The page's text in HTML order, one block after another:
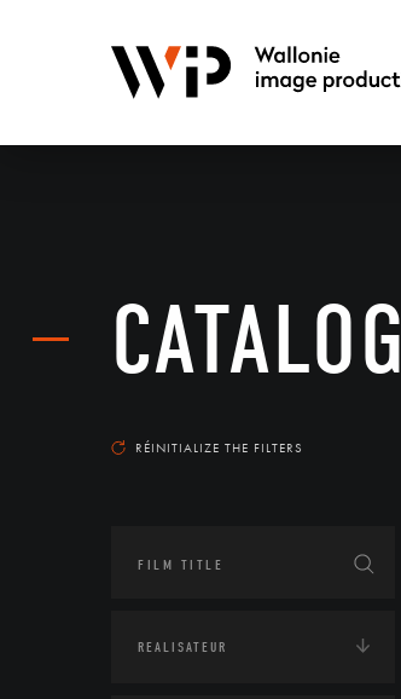
CATALOG
RÉINITIALIZE THE FILTERS